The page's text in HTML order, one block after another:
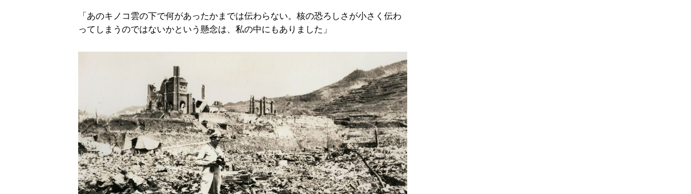
「あのキノコ雲の下で何があったかまでは伝わらない。核の恐ろしさが小さく伝わ
ってしまうのではないかという懸念は、私の中にもありました」